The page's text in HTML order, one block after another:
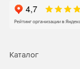
или
отдельных
Каталог